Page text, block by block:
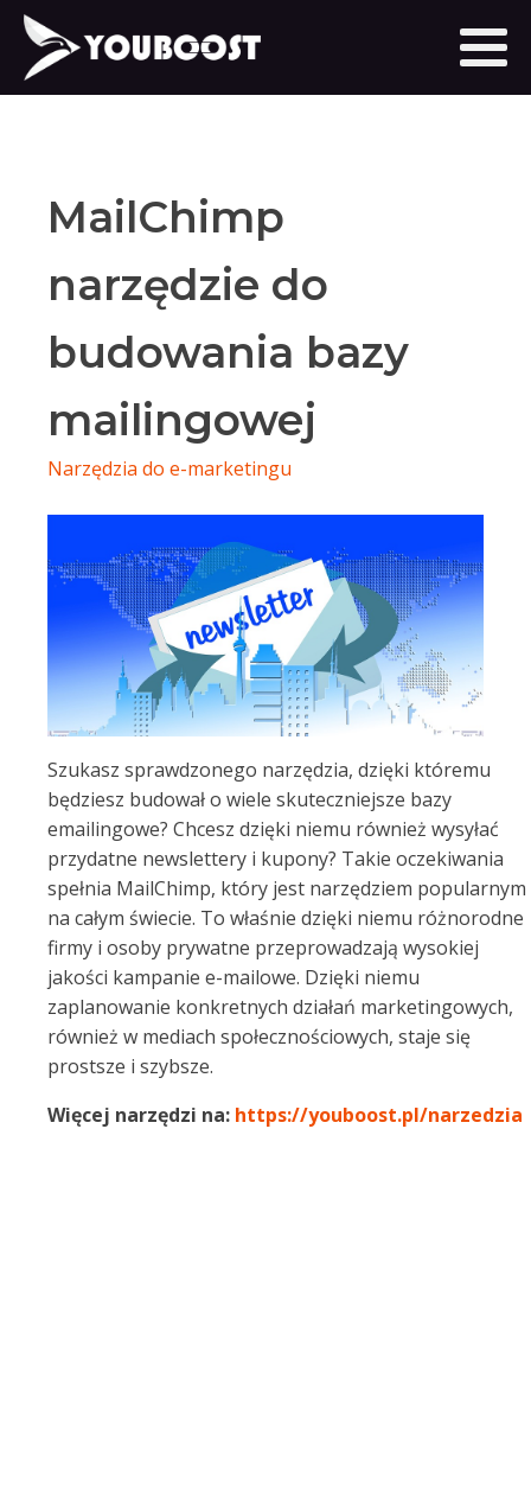
MailChimp
narzędzie do
budowania bazy
mailingowej
Narzędzia do e-marketingu
Szukasz sprawdzonego narzędzia, dzięki któremu
będziesz budował o wiele skuteczniejsze bazy
emailingowe? Chcesz dzięki niemu również wysyłać
przydatne newslettery i kupony? Takie oczekiwania
spełnia MailChimp, który jest narzędziem popularnym
na całym świecie. To właśnie dzięki niemu różnorodne
firmy i osoby prywatne przeprowadzają wysokiej
jakości kampanie e-mailowe. Dzięki niemu
zaplanowanie konkretnych działań marketingowych,
również w mediach społecznościowych, staje się
prostsze i szybsze.
Więcej narzędzi na: https://youboost.pl/narzedzia